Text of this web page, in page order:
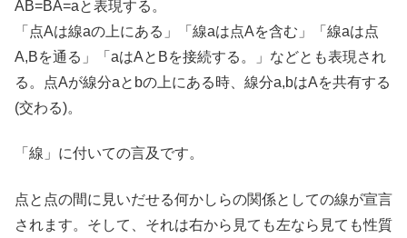
AB=BA=aと表現する。
「点Aは線aの上にある」「線aは点Aを含む」「線aは点
A,Bを通る」「aはAとBを接続する。」などとも表現され
る。点Aが線分aとbの上にある時、線分a,bはAを共有する
(交わる)。
「線」に付いての言及です。
点と点の間に見いだせる何かしらの関係としての線が宣言
されます。そして、それは右から見ても左なら見ても性質